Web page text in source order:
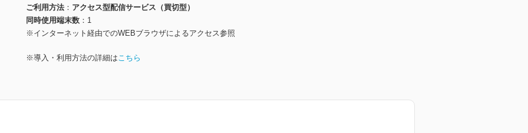
ご利用方法
アクセス型配信サービス（買切型）
同時使用端末数
1
※インターネット経由でのWEBブラウザによるアクセス参照
※導入・利用方法の詳細はこちら